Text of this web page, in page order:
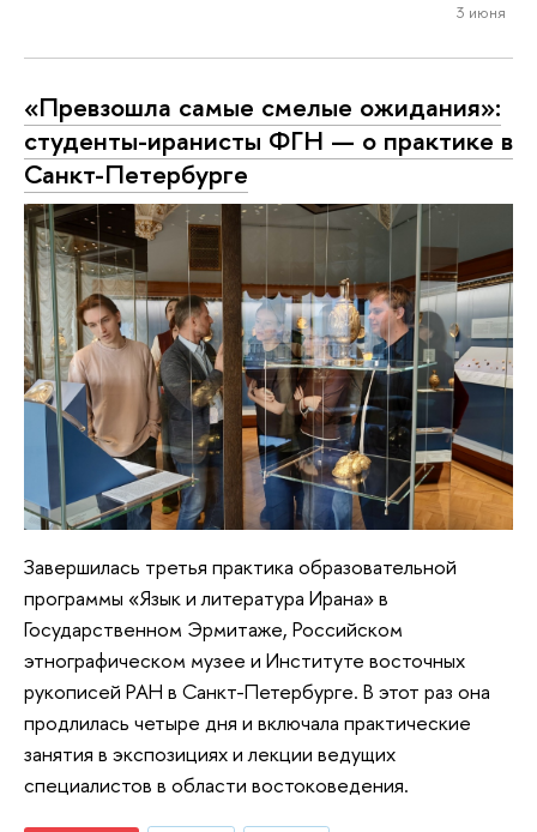
3 июня
«Превзошла самые смелые ожидания»:
студенты-иранисты ФГН — о практике в
Санкт-Петербурге
Завершилась третья практика образовательной
программы «Язык и литература Ирана» в
Государственном Эрмитаже, Российском
этнографическом музее и Институте восточных
рукописей РАН в Санкт-Петербурге. В этот раз она
продлилась четыре дня и включала практические
занятия в экспозициях и лекции ведущих
специалистов в области востоковедения.